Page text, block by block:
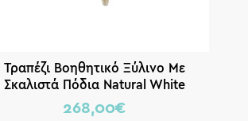
Τραπέζι Βοηθητικό Ξύλινο Με
Σκαλιστά Πόδια Natural White
Washed 60x69cm
268,00€